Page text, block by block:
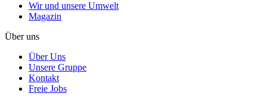
Wir und unsere Umwelt
Magazin
Über uns
Über Uns
Unsere Gruppe
Kontakt
Freie Jobs